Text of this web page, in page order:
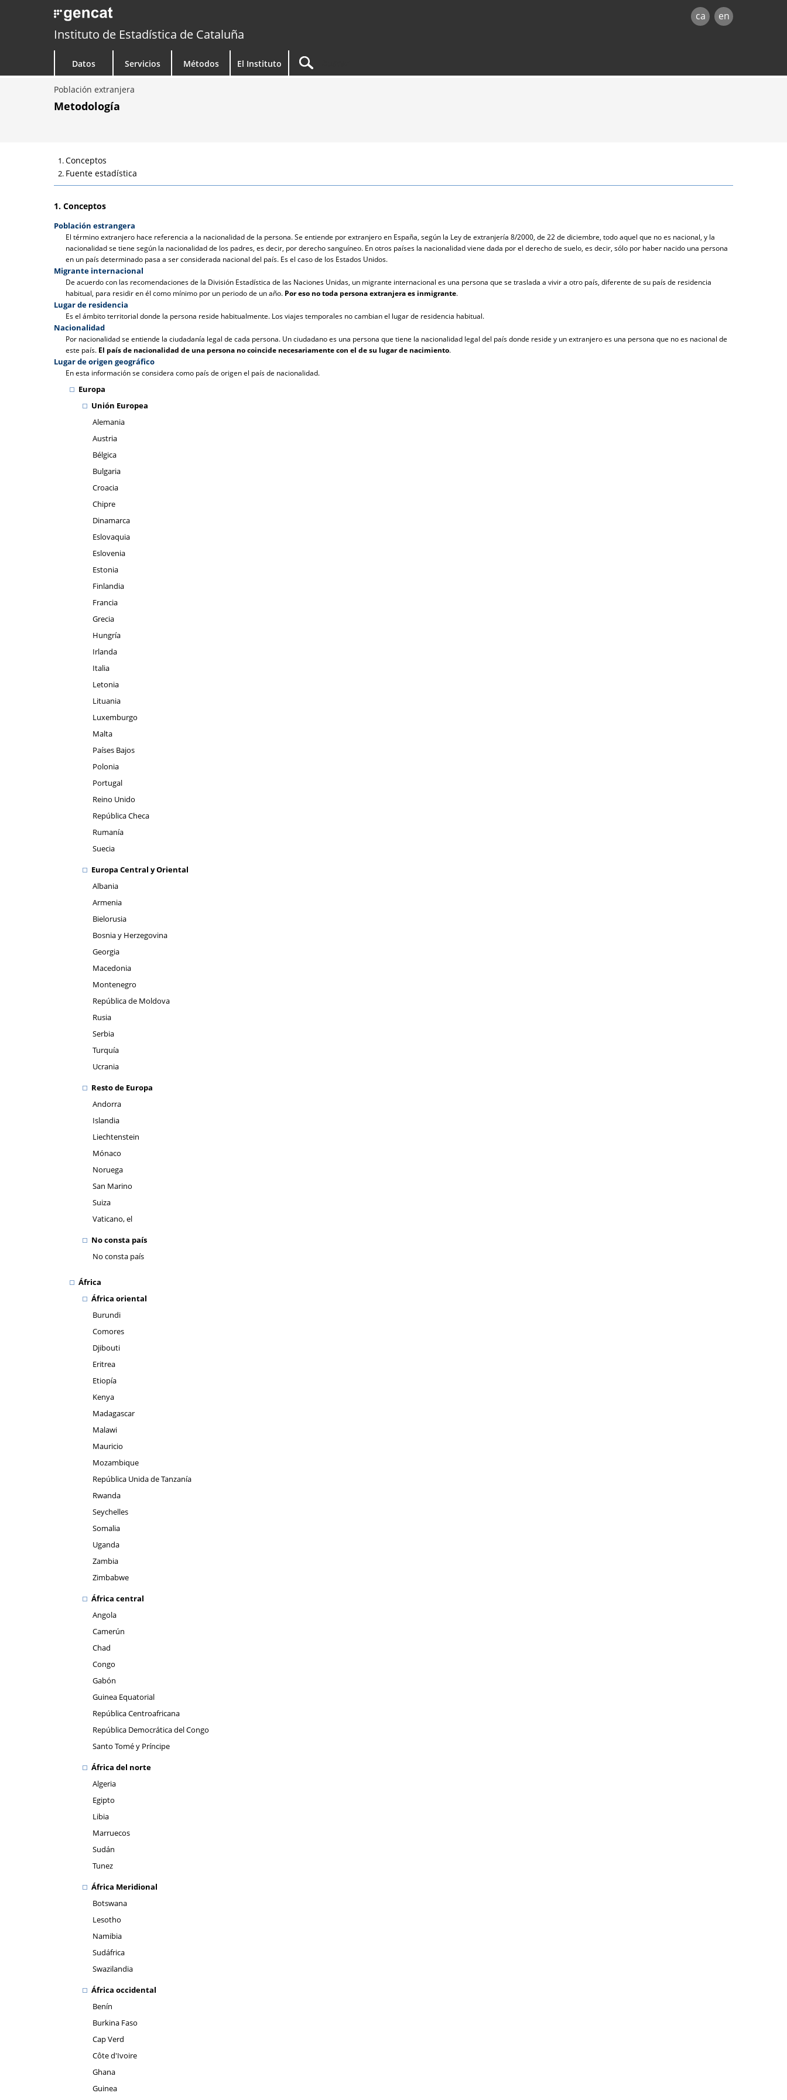
ca en
Instituto de Estadística de Cataluña
Datos Servicios Métodos El Instituto
Población extranjera
Metodología
Conceptos
Fuente estadística
1. Conceptos
Población estrangera
El término extranjero hace referencia a la nacionalidad de la persona. Se entiende por extranjero en España, según la Ley de extranjería 8/2000, de 22 de diciembre, todo aquel que no es nacional, y la
nacionalidad se tiene según la nacionalidad de los padres, es decir, por derecho sanguíneo. En otros países la nacionalidad viene dada por el derecho de suelo, es decir, sólo por haber nacido una persona
en un país determinado pasa a ser considerada nacional del país. Es el caso de los Estados Unidos.
Migrante internacional
De acuerdo con las recomendaciones de la División Estadística de las Naciones Unidas, un migrante internacional es una persona que se traslada a vivir a otro país, diferente de su país de residencia
habitual, para residir en él como mínimo por un periodo de un año. Por eso no toda persona extranjera es inmigrante.
Lugar de residencia
Es el ámbito territorial donde la persona reside habitualmente. Los viajes temporales no cambian el lugar de residencia habitual.
Nacionalidad
Por nacionalidad se entiende la ciudadanía legal de cada persona. Un ciudadano es una persona que tiene la nacionalidad legal del país donde reside y un extranjero es una persona que no es nacional de
este país. El país de nacionalidad de una persona no coincide necesariamente con el de su lugar de nacimiento.
Lugar de origen geográfico
En esta información se considera como país de origen el país de nacionalidad.
Europa
Unión Europea
Alemania
Austria
Bélgica
Bulgaria
Croacia
Chipre
Dinamarca
Eslovaquia
Eslovenia
Estonia
Finlandia
Francia
Grecia
Hungría
Irlanda
Italia
Letonia
Lituania
Luxemburgo
Malta
Países Bajos
Polonia
Portugal
Reino Unido
República Checa
Rumanía
Suecia
Europa Central y Oriental
Albania
Armenia
Bielorusia
Bosnia y Herzegovina
Georgia
Macedonia
Montenegro
República de Moldova
Rusia
Serbia
Turquía
Ucrania
Resto de Europa
Andorra
Islandia
Liechtenstein
Mónaco
Noruega
San Marino
Suiza
Vaticano, el
No consta país
No consta país
África
África oriental
Burundi
Comores
Djibouti
Eritrea
Etiopía
Kenya
Madagascar
Malawi
Mauricio
Mozambique
República Unida de Tanzanía
Rwanda
Seychelles
Somalia
Uganda
Zambia
Zimbabwe
África central
Angola
Camerún
Chad
Congo
Gabón
Guinea Equatorial
República Centroafricana
República Democrática del Congo
Santo Tomé y Príncipe
África del norte
Algeria
Egipto
Libia
Marruecos
Sudán
Tunez
África Meridional
Botswana
Lesotho
Namibia
Sudáfrica
Swazilandia
África occidental
Benín
Burkina Faso
Cap Verd
Côte d'Ivoire
Ghana
Guinea